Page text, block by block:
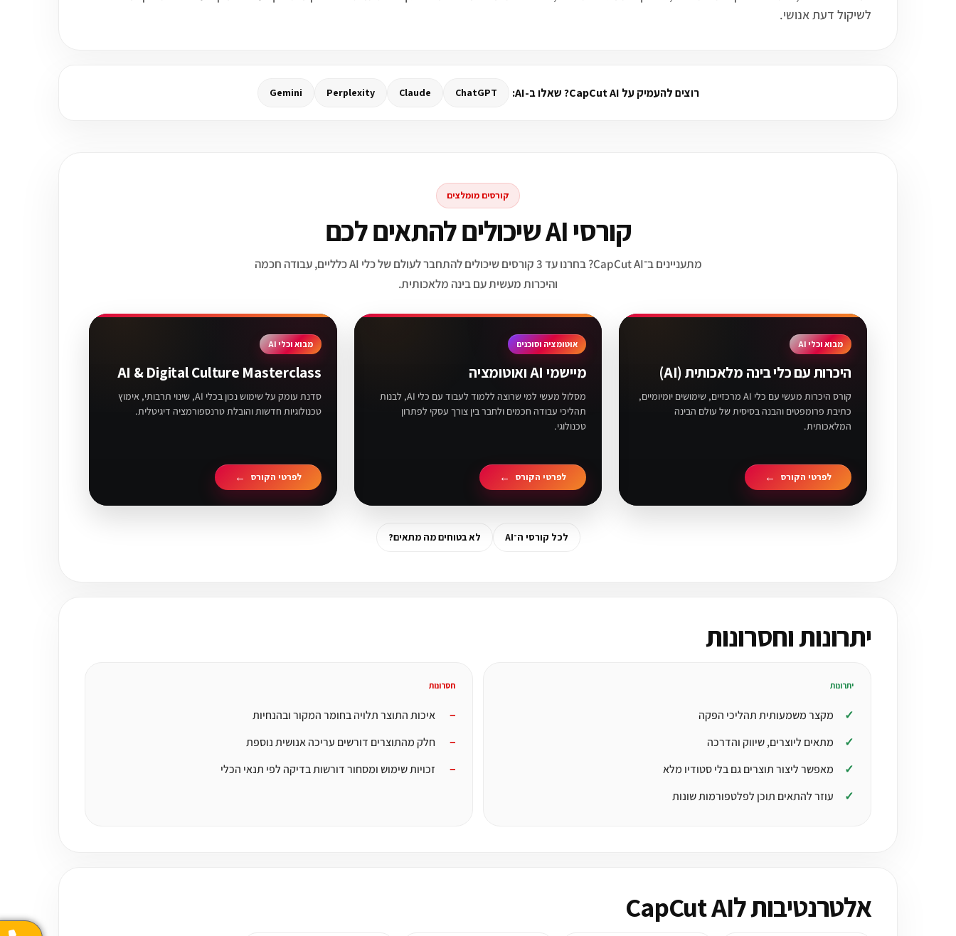
לשיקול דעת אנושי.
רוצים להעמיק על CapCut AI? שאלו ב-AI: ChatGPT
Claude
Perplexity
Gemini
קורסים מומלצים
קורסי AI שיכולים להתאים לכם
מתעניינים ב־CapCut AI? בחרנו עד 3 קורסים שיכולים להתחבר לעולם של כלי AI כלליים, עבודה חכמה
והיכרות מעשית עם בינה מלאכותית.
מבוא וכלי AI
היכרות עם כלי בינה מלאכותית (AI)
קורס היכרות מעשי עם כלי AI מרכזיים, שימושים יומיומיים,
כתיבת פרומפטים והבנה בסיסית של עולם הבינה
המלאכותית.
לפרטי הקורס
אוטומציה וסוכנים
מיישמי AI ואוטומציה
מסלול מעשי למי שרוצה ללמוד לעבוד עם כלי AI, לבנות
תהליכי עבודה חכמים ולחבר בין צורך עסקי לפתרון
טכנולוגי.
לפרטי הקורס
מבוא וכלי AI
AI & Digital Culture Masterclass
סדנת עומק על שימוש נכון בכלי AI, שינוי תרבותי, אימוץ
טכנולוגיות חדשות והובלת טרנספורמציה דיגיטלית.
לפרטי הקורס
לכל קורסי ה־AI לא בטוחים מה מתאים?
יתרונות וחסרונות
יתרונות
מקצר משמעותית תהליכי הפקה
מתאים ליוצרים, שיווק והדרכה
מאפשר ליצור תוצרים גם בלי סטודיו מלא
עוזר להתאים תוכן לפלטפורמות שונות
חסרונות
איכות התוצר תלויה בחומר המקור ובהנחיות
חלק מהתוצרים דורשים עריכה אנושית נוספת
זכויות שימוש ומסחור דורשות בדיקה לפי תנאי הכלי
אלטרנטיבות לCapCut AI